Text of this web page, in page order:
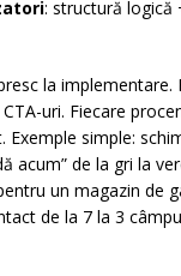
: structură
la implementare.
uri. Fiecare
Exemple simple:
acum” de la gri la
un magazin de
de la 7 la 3